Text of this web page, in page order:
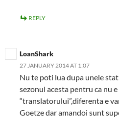
REPLY
LoanShark
27 JANUARY 2014 AT 1:07
Nu te poti lua dupa unele
sezonul acesta pentru ca nu
“translatorului”,diferenta e
Goetze dar amandoi sunt